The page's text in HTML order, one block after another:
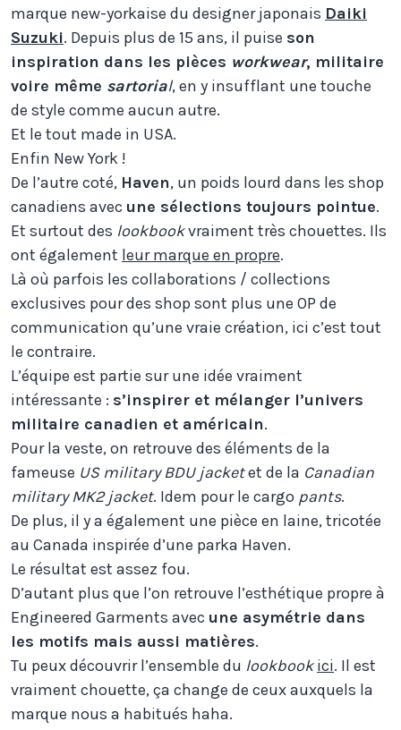
marque new-yorkaise du designer japonais Daiki
Suzuki. Depuis plus de 15 ans, il puise son
inspiration dans les pièces workwear, militaire
voire même sartorial, en y insufflant une touche
de style comme aucun autre.
Et le tout made in USA.
Enfin New York !
De l’autre coté, Haven, un poids lourd dans les shop
canadiens avec une sélections toujours pointue.
Et surtout des lookbookvraiment très chouettes. Ils
ont également leur marque en propre.
Là où parfois les collaborations / collections
exclusives pour des shop sont plus une OP de
communication qu’une vraie création, ici c’est tout
le contraire.
L’équipe est partie sur une idée vraiment
intéressante : s’inspirer et mélanger l’univers
militaire canadien et américain.
Pour la veste, on retrouve des éléments de la
fameuse US military BDU jacketet de la Canadian
military MK2 jacket. Idem pour le cargo pants.
De plus, il y a également une pièce en laine, tricotée
au Canada inspirée d’une parka Haven.
Le résultat est assez fou.
D’autant plus que l’on retrouve l’esthétique propre à
Engineered Garments avec une asymétrie dans
les motifs mais aussi matières.
Tu peux découvrir l’ensemble du lookbook ici. Il est
vraiment chouette, ça change de ceux auxquels la
marque nous a habitués haha.